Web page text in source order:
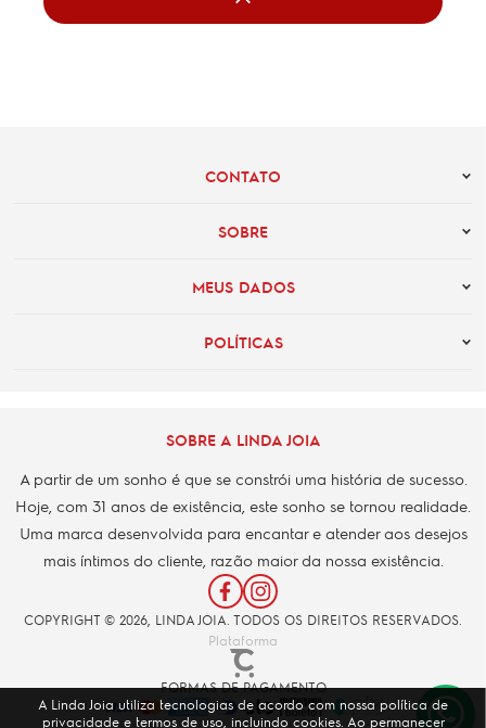
CONTATO
SOBRE
MEUS DADOS
POLÍTICAS
SOBRE A LINDA JOIA
A partir de um sonho é que se constrói uma história de sucesso.
Hoje, com 31 anos de existência, este sonho se tornou realidade.
Uma marca desenvolvida para encantar e atender aos desejos
mais íntimos do cliente, razão maior da nossa existência.
COPYRIGHT © 2026, LINDA JOIA. TODOS OS DIREITOS RESERVADOS.
Plataforma
FORMAS DE PAGAMENTO
A Linda Joia utiliza tecnologias de acordo com nossa política de
privacidade e termos de uso, incluindo cookies. Ao permanecer